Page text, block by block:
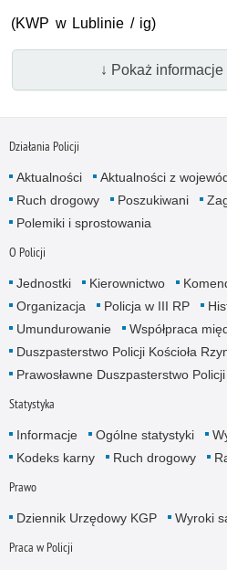
(KWP w Lublinie / ig)
↓ Pokaż
Działania Policji
Aktualności Aktualności z
Ruch drogowy
Poszukiwani
Polemiki i sprostowania
O Policji
Jednostki Kierownictwo
Organizacja
Policja w III RP
Umundurowanie
Współpraca
Duszpasterstwo Policji Kościoła
Prawosławne Duszpasterstwo Policji
Statystyka
Informacje Ogólne statystyki
Kodeks karny
Ruch drogowy
Prawo
Dziennik Urzędowy KGP Wyroki
Praca w Policji